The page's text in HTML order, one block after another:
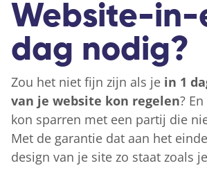
Website-in-
dag nodig?
Zou het niet fijn zijn als je in 1
van je website kon regelen?
kon sparren met een partij die
Met de garantie dat aan het
design van je site zo staat zoals